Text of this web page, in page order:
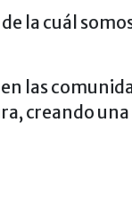
la cuál
las
creando